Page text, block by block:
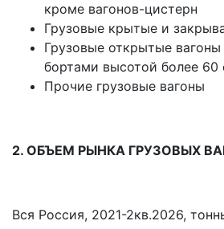
кроме вагонов-цистерн
Грузовые крытые и
Грузовые открытые
бортами высотой более 60
Прочие грузовые вагоны
2. ОБЪЕМ РЫНКА ГРУЗОВЫХ
Вся Россия, 2021-2кв.2026,